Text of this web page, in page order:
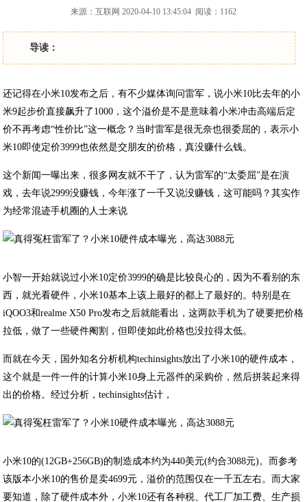
来源：互联网 2020-04-10 13:45:04 阅读：1162
导读：
还记得在小米10发布之后，有不少媒体询问雷军，说小米10比去年的小
米9起步价直接飙升了1000，这个溢价是不是意味着小米冲击高端后定
价不再考虑“性价比”这一概念？当时雷军是很无奈也很委屈的，表示小
米10即使定价3999也依然是交朋友的价格，真没赚什么钱。
这个新闻一曝出来，很多网友就不干了，认为雷军的“太委屈”是在演
戏，去年说2999没赚钱，今年涨了一千又说没赚钱，这可能吗？其实作
为经常混迹手机圈的人士来说
小智一开始就说过小米10定价3999的确是比较良心的，因为不看别的东
西，就光看硬件，小米10基本上该上最好的都上了最好的。特别是在
iQOO3和realme X50 Pro发布之后就能看出，这两款手机为了硬要把价格
拉低，做了一些硬件阉割，但即使如此价格也没拉得太低。
而就在今天，国外知名分析机构techinsights放出了小米10的硬件成本，
这个就是一件一件的计算小米10身上元器件的采购价，然后拼装起来得
出的价格。经过分析，techinsights估计，
小米10的(12GB+256GB)的制造成本约为440美元(约合3088元)。而参考
该版本小米10的售价是卖4699元，溢价的范围仅在一千五左右。而大家
要知道，除了硬件成本外，小米10还有各种税、代工厂加工费、生产损